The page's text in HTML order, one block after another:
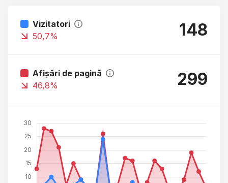
Vizitatori
50,7%
148
Afișări de pagină
46,8%
299